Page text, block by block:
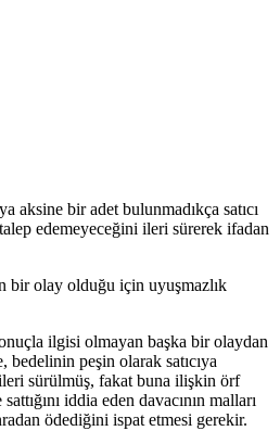
aksine bir adet bulunmadıkça satıcı
edemeyeceğini ileri sürerek ifadan
bir olay olduğu için uyuşmazlık
ilgisi olmayan başka bir olaydan
bedelinin peşin olarak satıcıya
ileri sürülmüş, fakat buna ilişkin örf
iddia eden davacının malları
ödediğini ispat etmesi gerekir.